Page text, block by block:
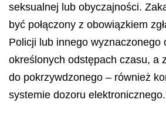
seksualnej lub obyczajności.
być połączony z obowiązkiem
Policji lub innego wyznaczonego
określonych odstępach czasu, a
do pokrzywdzonego – również
systemie dozoru